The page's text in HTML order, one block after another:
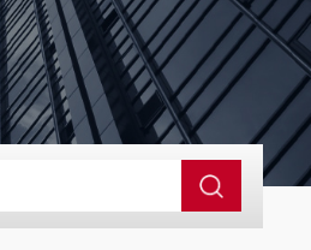
击穿强度试验机 GCDDJ-100Kv